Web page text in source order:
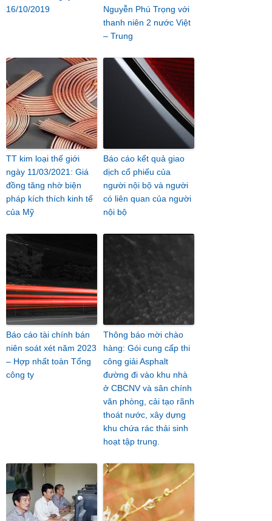
16/10/2019
Nguyễn Phú Trọng với
thanh niên 2 nước Việt
– Trung
TT kim loại thế giới
ngày 11/03/2021: Giá
đồng tăng nhờ biện
pháp kích thích kinh tế
của Mỹ
Báo cáo kết quả giao
dịch cổ phiếu của
người nội bộ và người
có liên quan của người
nội bộ
Báo cáo tài chính bán
niên soát xét năm 2023
– Hợp nhất toàn Tổng
công ty
Thông báo mời chào
hàng: Gói cung cấp thi
công giải Asphalt
đường đi vào khu nhà
ở CBCNV và sân chính
văn phòng, cải tạo rãnh
thoát nước, xây dựng
khu chứa rác thải sinh
hoạt tập trung.